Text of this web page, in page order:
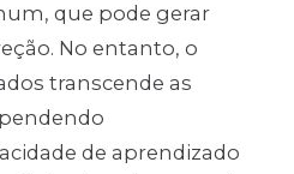
que pode gerar
No entanto, o
transcende as
de aprendizado